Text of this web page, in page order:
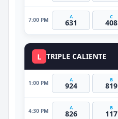
7:00 PM A
631
C
408
L TRIPLE CALIENTE
1:00 PM A
924
B
819
4:30 PM A
826
B
117